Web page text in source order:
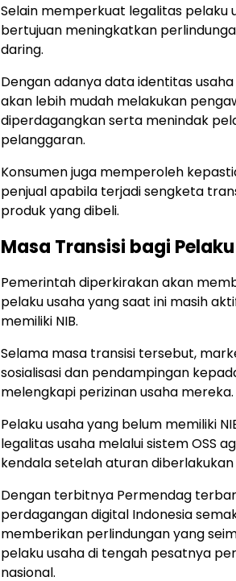
Selain memperkuat legalitas pelaku
bertujuan meningkatkan
daring.
Dengan adanya data identitas
akan lebih mudah melakukan
diperdagangkan serta menindak
pelanggaran.
Konsumen juga memperoleh
penjual apabila terjadi sengketa
produk yang dibeli.
Masa Transisi bagi
Pemerintah diperkirakan akan
pelaku usaha yang saat ini masih
memiliki NIB.
Selama masa transisi tersebut,
sosialisasi dan pendampingan
melengkapi perizinan usaha mereka.
Pelaku usaha yang belum memiliki
legalitas usaha melalui sistem OSS
kendala setelah aturan
Dengan terbitnya Permendag
perdagangan digital Indonesia
memberikan perlindungan yang
pelaku usaha di tengah pesatnya
nasional.